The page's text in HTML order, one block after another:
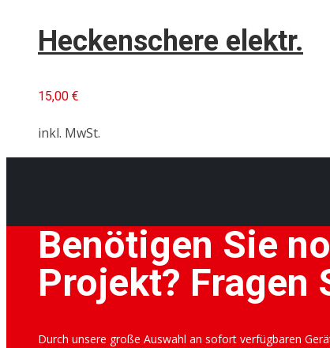
Heckenschere elektr.
15,00 €
inkl. MwSt.
Benötigen Sie
Projekt? Fragen
Durch unsere große Auswahl an sofort verfügbaren